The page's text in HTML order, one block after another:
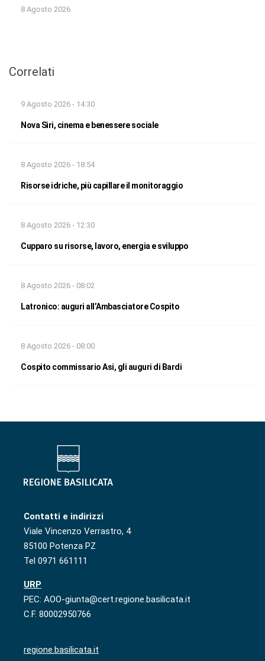
8 Agosto 2026
Correlati
9 Agosto 2026 - 14:30
Nova Siri, cinema e benessere sociale
8 Agosto 2026 - 18:54
Risorse idriche, più capillare il monitoraggio
8 Agosto 2026 - 12:30
Cupparo su risorse, lavoro, energia e sviluppo
8 Agosto 2026 - 08:02
Latronico: auguri all’Ambasciatore Cospito
8 Agosto 2026 - 08:00
Cospito commissario Asi, gli auguri di Bardi
Contatti e indirizzi
Viale Vincenzo Verrastro, 4
85100 Potenza PZ
Tel 0971 661111
URP
PEC: AOO-giunta@cert.regione.basilicata.it
C.F. 80002950766
regione.basilicata.it